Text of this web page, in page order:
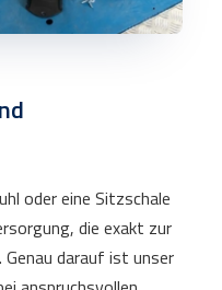
oder eine Sitzschale
die exakt zur
darauf ist unser